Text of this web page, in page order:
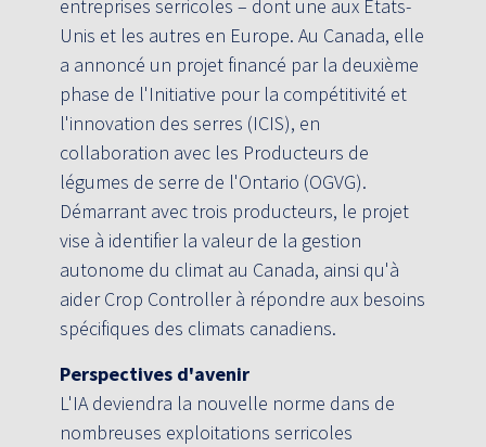
entreprises serricoles – dont une aux États-
Unis et les autres en Europe. Au Canada, elle
a annoncé un projet financé par la deuxième
phase de l'Initiative pour la compétitivité et
l'innovation des serres (ICIS), en
collaboration avec les Producteurs de
légumes de serre de l'Ontario (OGVG).
Démarrant avec trois producteurs, le projet
vise à identifier la valeur de la gestion
autonome du climat au Canada, ainsi qu'à
aider Crop Controller à répondre aux besoins
spécifiques des climats canadiens.
Perspectives d'avenir
L'IA deviendra la nouvelle norme dans de
nombreuses exploitations serricoles